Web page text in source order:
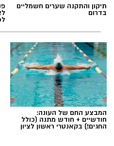
תיקון והתקנה שערים חשמליים
בדרום
המבצע החם של העונה:
חודשיים + חודש מתנה (כולל
החגים!) בקאנטרי ראשון לציון